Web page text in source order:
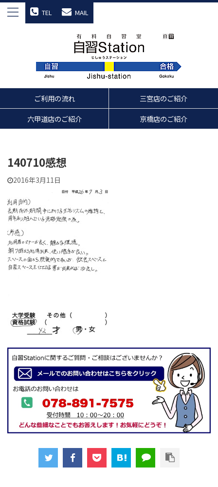
TEL MAIL
ご利用の流れ
三宮店のご紹介
六甲道店のご紹介
京橋店のご紹介
140710感想
2016年3月11日